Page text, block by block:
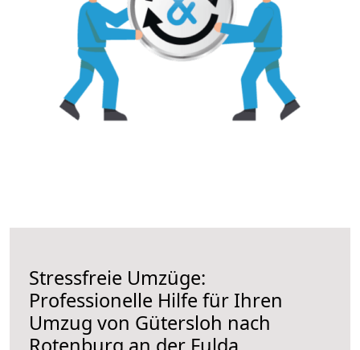
Stressfreie Umzüge:
Professionelle Hilfe für Ihren
Umzug von Gütersloh nach